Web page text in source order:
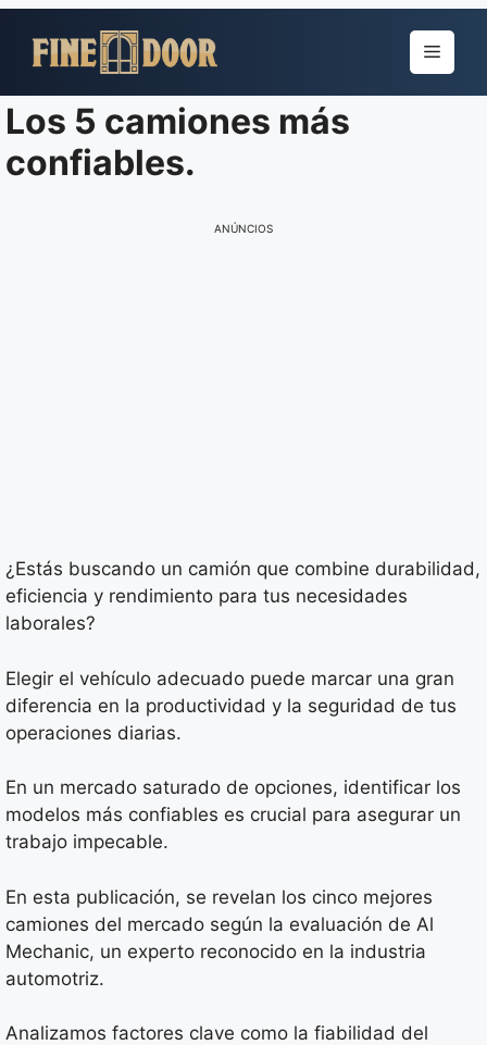
para
conteúdo
Menu
Los 5 camiones más
confiables.
ANÚNCIOS
¿Estás buscando un camión que combine durabilidad,
eficiencia y rendimiento para tus necesidades
laborales?
Elegir el vehículo adecuado puede marcar una gran
diferencia en la productividad y la seguridad de tus
operaciones diarias.
En un mercado saturado de opciones, identificar los
modelos más confiables es crucial para asegurar un
trabajo impecable.
En esta publicación, se revelan los cinco mejores
camiones del mercado según la evaluación de Al
Mechanic, un experto reconocido en la industria
automotriz.
Analizamos factores clave como la fiabilidad del